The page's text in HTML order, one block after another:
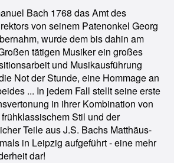
Bach 1768 das Amt des
von seinem Patenonkel Georg
wurde dem bis dahin am
tätigen Musiker ein großes
und Musikausführung
Not der Stunde, eine Hommage an
... In jedem Fall stellt seine erste
in ihrer Kombination von
Stil und der
Teile aus J.S. Bachs Matthäus-
in Leipzig aufgeführt - eine mehr
dar!